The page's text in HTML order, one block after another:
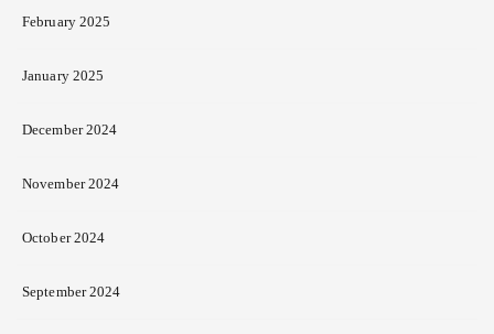
February 2025
January 2025
December 2024
November 2024
October 2024
September 2024